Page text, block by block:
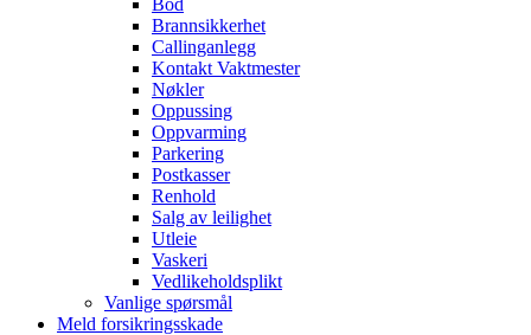
Bod
Brannsikkerhet
Callinganlegg
Kontakt Vaktmester
Nøkler
Oppussing
Oppvarming
Parkering
Postkasser
Renhold
Salg av leilighet
Utleie
Vaskeri
Vedlikeholdsplikt
Vanlige spørsmål
Meld forsikringsskade